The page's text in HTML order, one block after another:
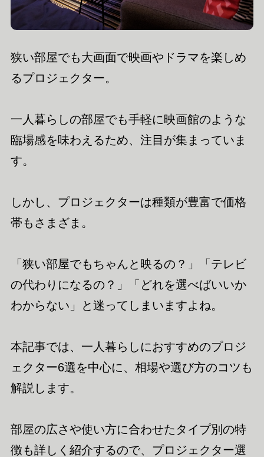
狭い部屋でも大画面で映画やドラマを楽しめ
るプロジェクター。
一人暮らしの部屋でも手軽に映画館のような
臨場感を味わえるため、注目が集まっていま
す。
しかし、プロジェクターは種類が豊富で価格
帯もさまざま。
「狭い部屋でもちゃんと映るの？」「テレビ
の代わりになるの？」「どれを選べばいいか
わからない」と迷ってしまいますよね。
本記事では、一人暮らしにおすすめのプロジ
ェクター6選を中心に、相場や選び方のコツも
解説します。
部屋の広さや使い方に合わせたタイプ別の特
徴も詳しく紹介するので、プロジェクター選